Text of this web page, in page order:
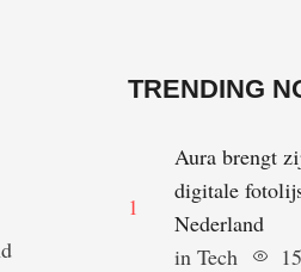
TRENDING
1
Aura brengt
digitale
Nederland
in Tech 15